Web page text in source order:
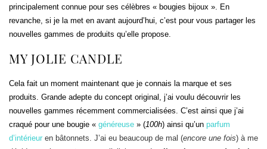
principalement connue pour ses célèbres « bougies bijoux ». En
revanche, si je la met en avant aujourd’hui, c’est pour vous partager les
nouvelles gammes de produits qu’elle propose.
MY JOLIE CANDLE
Cela fait un moment maintenant que je connais la marque et ses
produits. Grande adepte du concept original, j’ai voulu découvrir les
nouvelles gammes récemment commercialisées. C’est ainsi que j’ai
craqué pour une bougie « généreuse » (100h) ainsi qu’un parfum
d’intérieur en bâtonnets. J’ai eu beaucoup de mal (encore une fois) à me